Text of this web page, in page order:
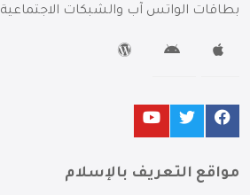
بطاقات الواتس آب والشبكات الاجتماعية
مواقع التعريف بالإسلام